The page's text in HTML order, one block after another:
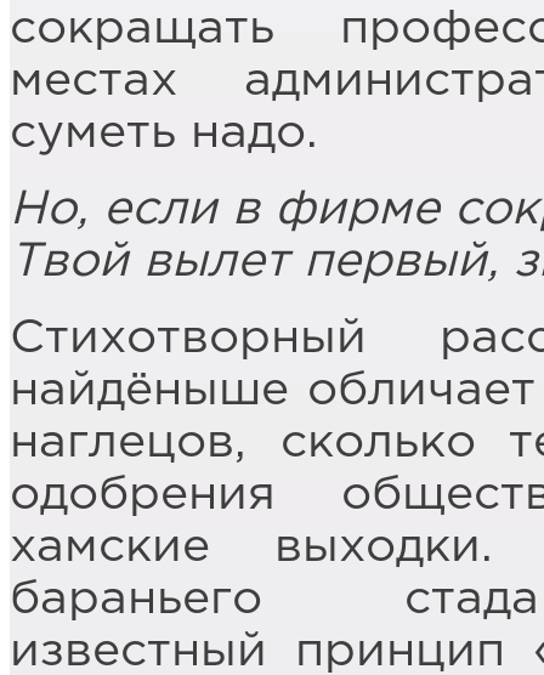
сокращать
местах
суметь надо.
Но, если в фирме
Твой вылет первый,
Стихотворный
найдёныше обличает
наглецов, сколько
одобрения
хамские
бараньего
известный